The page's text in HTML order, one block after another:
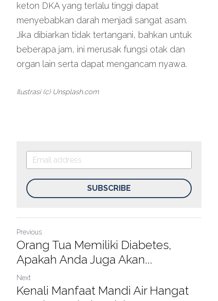
keton DKA yang terlalu tinggi dapat
menyebabkan darah menjadi sangat asam.
Jika dibiarkan tidak tertangani, bahkan untuk
beberapa jam, ini merusak fungsi otak dan
organ lain serta dapat mengancam nyawa.
Ilustrasi (c) Unsplash.com
SUBSCRIBE
Previous
Orang Tua Memiliki Diabetes,
Apakah Anda Juga Akan...
Next
Kenali Manfaat Mandi Air Hangat